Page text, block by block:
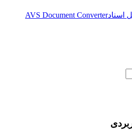
AVS Document Converter